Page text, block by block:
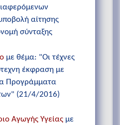
αίτησης
σύνταξης
με θέμα: "Οι τέχνες
έκφραση με
Προγράμματα
(21/4/2016)
Αγωγής Υγείας με